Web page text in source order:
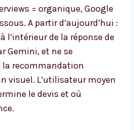
= organique, Google
A partir d’aujourd’hui :
l’intérieur de la réponse de
Gemini, et ne se
recommandation
visuel. L’utilisateur moyen
le devis et où